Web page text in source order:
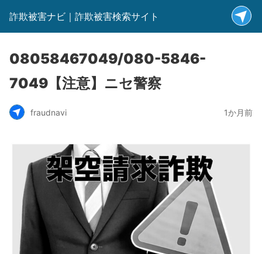
詐欺被害ナビ｜詐欺被害検索サイト
08058467049/080-5846-
7049【注意】ニセ警察
fraudnavi 1か月前